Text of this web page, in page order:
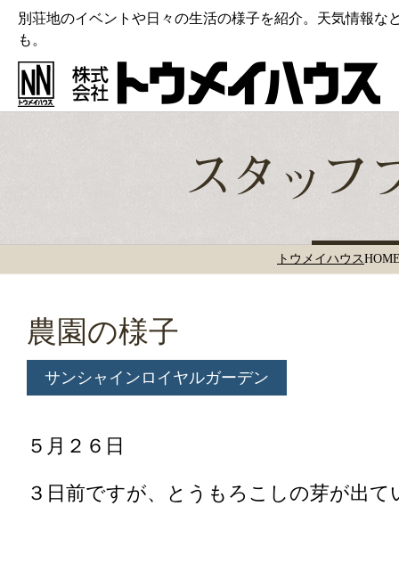
別荘地のイベントや日々の生活の様子を紹介。天気情報な
も。
トウメイハウス
農園の様子
サンシャインロイヤルガーデン
５月２６日
３日前ですが、とうもろこしの芽が出て